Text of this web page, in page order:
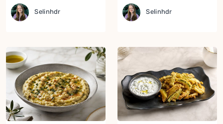
Selinhdr Selinhdr